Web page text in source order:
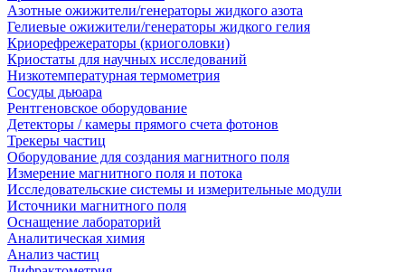
Азотные ожижители/генераторы жидкого азота
Гелиевые ожижители/генераторы жидкого гелия
Криорефрежераторы (криоголовки)
Криостаты для научных исследований
Низкотемпературная термометрия
Сосуды дьюара
Рентгеновское оборудование
Детекторы / камеры прямого счета фотонов
Трекеры частиц
Оборудование для создания магнитного поля
Измерение магнитного поля и потока
Исследовательские системы и измерительные модули
Источники магнитного поля
Оснащение лабораторий
Аналитическая химия
Анализ частиц